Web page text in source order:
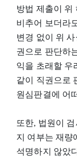
방법 제출이 위
비추어 보더라
변경 없이 위
권으로 판단하
익을 초래할 우
같이 직권으로
원심판결에 어
또한, 법원이
지 여부는 재량
석명하지 않았